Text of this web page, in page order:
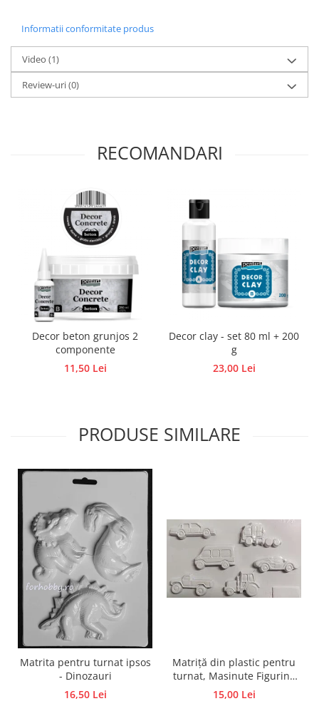
Aplice decor
Sticla
Platouri
Sticlute
Ustensile, aparate
Cutter, trimmer
Pistoale de lipit
Traforaj, pirogravura
Ustensile
Polistiren
Ceramica
Accesorii floristica
Modele termoadezive
Saculeti
Design cofetarie
Forme pentru turnat ciocolata
Mozaic
Pictura pe fata si corp
Vopsea pentru fata si corp
Accesorii pictura pe fata
Informatii conformitate produs
Video (1)
Review-uri(0)
RECOMANDARI
Decor beton grunjos 2
componente
11,50 Lei
Decor clay - set 80 ml + 200
g
23,00 Lei
PRODUSE SIMILARE
Matrita pentru turnat ipsos
- Dinozauri
16,50 Lei
Matriță din plastic pentru
turnat, Masinute Figurine
din ipsos, praf ceramic,
beton, piatră lichidă sau
15,00 Lei